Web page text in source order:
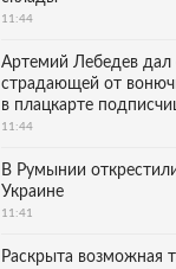
11:44
Артемий Лебедев дал
страдающей от
в плацкарте
11:44
В Румынии
Украине
11:41
Раскрыта возможная